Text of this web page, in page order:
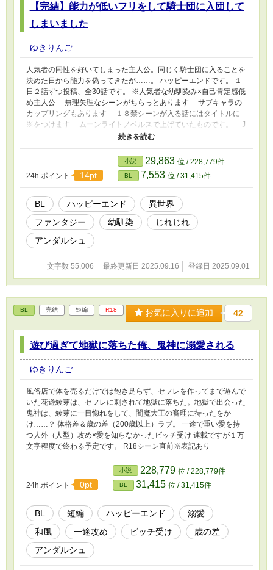
【完結】能力が低いフリをして騎士団に入団して
しまいました
ゆきりんご
人気者の同性を好いてしまった主人公。同じく騎士団に入ることを
決めた日から能力を偽ってきたが……。 ハッピーエンドです。 １
日２話ずつ投稿、全30話です。 ※人気者な幼馴染み×自己肯定感低
め主人公 無理矢理なシーンがちらっとあります サブキャラの
カップリングもあります １８禁シーンが入る話にはタイトルに
※をつけます ムーンライトノベルスで上げていたものです。 J
ガーデン58でこのお話の本を出す予定です！ 情報は
24h.ポイント 14pt
小説 29,863 位 / 228,779件
BL 7,553 位 / 31,415件
BL ハッピーエンド
異世界
ファンタジー
幼馴染
じれじれ
アンダルシュ
文字数 55,006 最終更新日 2025.09.16 登録日 2025.09.01
BL 完結 短編 R18 お気に入りに追加 42
遊び過ぎて地獄に落ちた俺、鬼神に溺愛される
ゆきりんご
風俗店で体を売るだけでは飽き足らず、セフレを作ってまで遊んで
いた花遊綾芽は、セフレに刺されて地獄に落ちた。地獄で出会った
鬼神は、綾芽に一目惚れをして、閻魔大王の審理に待ったをか
け……？ 体格差＆歳の差（200歳以上）ラブ。 一途で重い愛を持
つ人外（人型）攻め×愛を知らなかったビッチ受け 連載ですが１万
文字程度で終わる予定です。 R18シーン直前※表記あり
24h.ポイント 0pt
小説 228,779 位 / 228,779件
BL 31,415 位 / 31,415件
BL 短編 ハッピーエンド
溺愛
和風
一途攻め ビッチ受け
歳の差
アンダルシュ